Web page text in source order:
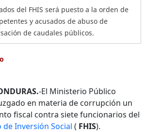
del FHIS será puesto a la orden de
y acusados de abuso de
de caudales públicos.
-El Ministerio Público
en materia de corrupción un
fiscal contra siete funcionarios del
Inversión Social ( FHIS).